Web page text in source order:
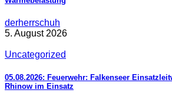
derherrschuh
5. August 2026
Uncategorized
05.08.2026: Feuerwehr: Falkenseer
Rhinow im Einsatz